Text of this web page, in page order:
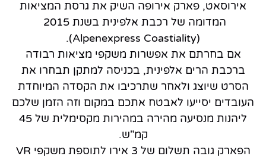
אירוסאט, פארק אירופה השיק את גרסת המציאות
(Alpenexpress Coastiality).
אם בחרתם את אפשרות משקפי מציאות רבודה
ברכבת הרים אלפינית, בכניסה למתקן תבחרו את
הסרט שיוצג ולאחר שתרכיבו את הקסדה המיוחדת
העובדים יסייעו לאבטח אתכם במקום וזה הזמן שלכם
ליהנות מנסיעה מהירה במהירות מקסימלית של 45
קמ"ש.
הפארק גובה תשלום של 3 אירו לתוספת משקפי VR